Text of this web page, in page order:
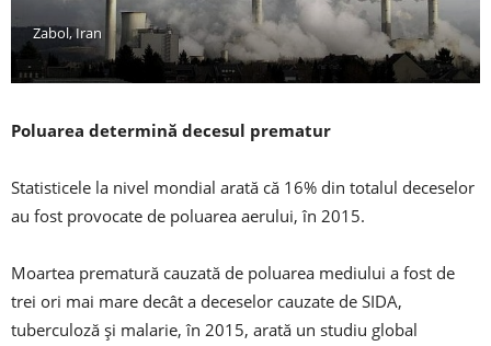
Zabol, Iran
Poluarea determină decesul prematur
Statisticele la nivel mondial arată că 16% din totalul deceselor
au fost provocate de poluarea aerului, în 2015.
Moartea prematură cauzată de poluarea mediului a fost de
trei ori mai mare decât a deceselor cauzate de SIDA,
tuberculoză și malarie, în 2015, arată un studiu global